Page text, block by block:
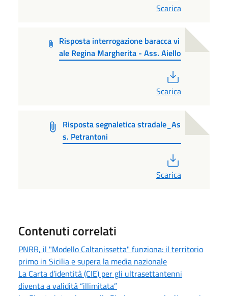
Scarica
Risposta interrogazione baracca vi
ale Regina Margherita - Ass. Aiello
Scarica
Risposta segnaletica stradale_As
s. Petrantoni
Scarica
Contenuti correlati
PNRR, il "Modello Caltanissetta" funziona: il territorio
primo in Sicilia e supera la media nazionale
La Carta d’identità (CIE) per gli ultrasettantenni
diventa a validità “illimitata”